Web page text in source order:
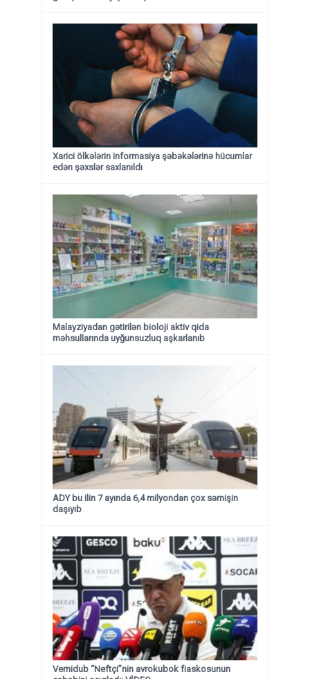
Xarici ölkələrin informasiya şəbəkələrinə hücumlar
edən şəxslər saxlanıldı
Malayziyadan gətirilən bioloji aktiv qida
məhsullarında uyğunsuzluq aşkarlanıb
ADY bu ilin 7 ayında 6,4 milyondan çox sərnişin
daşıyıb
Vernidub “Neftçi”nin avrokubok fiaskosunun